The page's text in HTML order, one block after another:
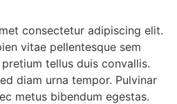
consectetur adipiscing elit.
vitae pellentesque sem
tellus duis convallis.
diam urna tempor. Pulvinar
metus bibendum egestas.